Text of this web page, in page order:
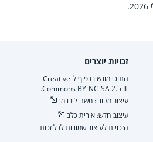
זכויות יוצרים
התוכן מוגש בכפוף ל-Creative
Commons BY-NC-SA 2.5 IL.
עיצוב מקורי: משה ליברמן
עיצוב חדש: אורית כלב
הזכויות לעיצוב שמורות לכל זכות